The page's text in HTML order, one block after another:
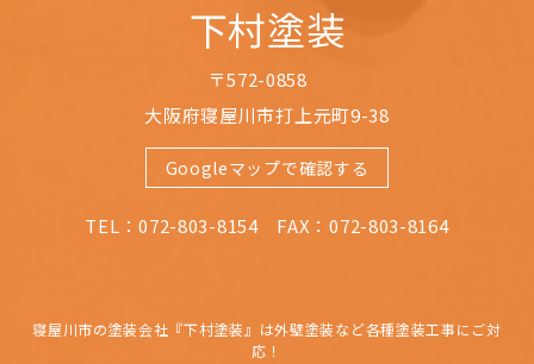
下村塗装
〒572-0858
大阪府寝屋川市打上元町9-38
Googleマップで確認する
TEL：072-803-8154 FAX：072-803-8164
寝屋川市の塗装会社『下村塗装』は外壁塗装など各種塗装工事にご対
応！